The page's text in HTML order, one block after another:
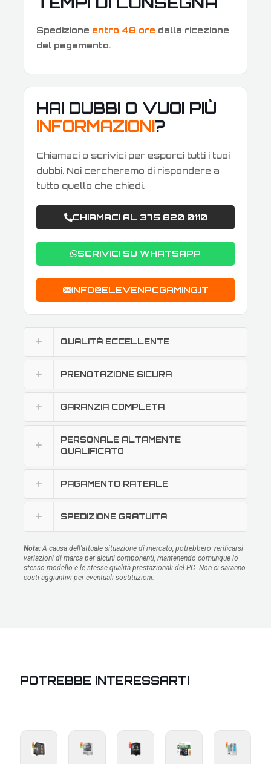
Spedizione entro 48 ore dalla ricezione
del pagamento.
HAI DUBBI O VUOI PIÙ
INFORMAZIONI?
Chiamaci o scrivici per esporci tutti i tuoi
dubbi. Noi cercheremo di rispondere a
tutto quello che chiedi.
CHIAMACI AL 375 820 0110
SCRIVICI SU WHATSAPP
INFO@ELEVENPCGAMING.IT
QUALITÀ ECCELLENTE
PRENOTAZIONE SICURA
GARANZIA COMPLETA
PERSONALE ALTAMENTE
QUALIFICATO
PAGAMENTO RATEALE
SPEDIZIONE GRATUITA
Nota: A causa dell'attuale situazione di mercato, potrebbero verificarsi
variazioni di marca per alcuni componenti, mantenendo comunque lo
stesso modello e le stesse qualità prestazionali del PC. Non ci saranno
costi aggiuntivi per eventuali sostituzioni.
POTREBBE INTERESSARTI